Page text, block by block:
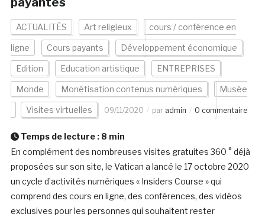
ACTUALITÉS Art religieux cours / conférence en
ligne Cours payants Développement économique
Edition Education artistique ENTREPRISES
Monde Monétisation contenus numériques Musée
Visites virtuelles 09/11/2020 par admin 0 commentaire
Temps de lecture : 8 min
En complément des nombreuses visites gratuites 360 ° déjà
proposées sur son site, le Vatican a lancé le 17 octobre 2020
un cycle d’activités numériques « Insiders Course » qui
comprend des cours en ligne, des conférences, des vidéos
exclusives pour les personnes qui souhaitent rester